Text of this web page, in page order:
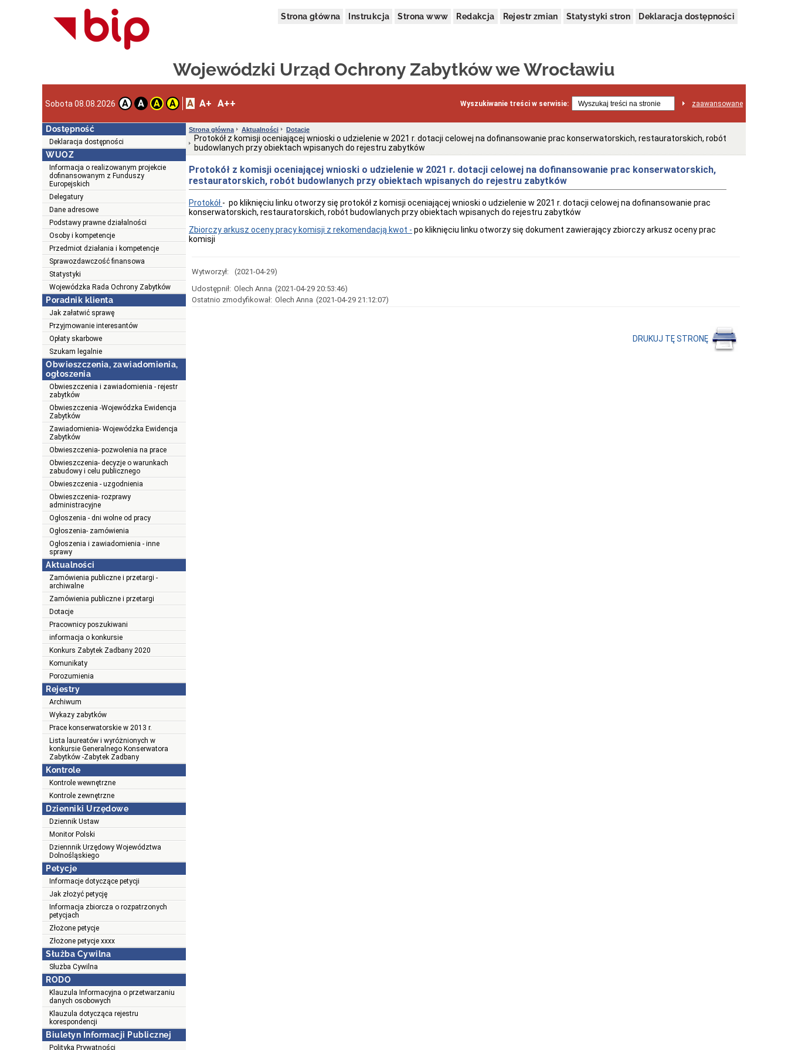
Strona główna Instrukcja Strona www Redakcja Rejestr zmian Statystyki stron Deklaracja dostępności
Wojewódzki Urząd Ochrony Zabytków we Wrocławiu
Sobota 08.08.2026 A A A A A A+ A++ Wyszukiwanie treści w serwisie: zaawansowane
Dostępność
Deklaracja dostępności
WUOZ
Informacja o realizowanym projekcie
dofinansowanym z Funduszy
Europejskich
Delegatury
Dane adresowe
Podstawy prawne działalności
Osoby i kompetencje
Przedmiot działania i kompetencje
Sprawozdawczość finansowa
Statystyki
Wojewódzka Rada Ochrony Zabytków
Poradnik klienta
Jak załatwić sprawę
Przyjmowanie interesantów
Opłaty skarbowe
Szukam legalnie
Obwieszczenia, zawiadomienia,
ogłoszenia
Obwieszczenia i zawiadomienia - rejestr
zabytków
Obwieszczenia -Wojewódzka Ewidencja
Zabytków
Zawiadomienia- Wojewódzka Ewidencja
Zabytków
Obwieszczenia- pozwolenia na prace
Obwieszczenia- decyzje o warunkach
zabudowy i celu publicznego
Obwieszczenia - uzgodnienia
Obwieszczenia- rozprawy
administracyjne
Ogłoszenia - dni wolne od pracy
Ogłoszenia- zamówienia
Ogłoszenia i zawiadomienia - inne
sprawy
Aktualności
Zamówienia publiczne i przetargi -
archiwalne
Zamówienia publiczne i przetargi
Dotacje
Pracownicy poszukiwani
informacja o konkursie
Konkurs Zabytek Zadbany 2020
Komunikaty
Porozumienia
Rejestry
Archiwum
Wykazy zabytków
Prace konserwatorskie w 2013 r.
Lista laureatów i wyróżnionych w
konkursie Generalnego Konserwatora
Zabytków -Zabytek Zadbany
Kontrole
Kontrole wewnętrzne
Kontrole zewnętrzne
Dzienniki Urzędowe
Dziennik Ustaw
Monitor Polski
Dziennnik Urzędowy Województwa
Dolnośląskiego
Petycje
Informacje dotyczące petycji
Jak złożyć petycję
Informacja zbiorcza o rozpatrzonych
petycjach
Złożone petycje
Złożone petycje xxxx
Służba Cywilna
Służba Cywilna
RODO
Klauzula Informacyjna o przetwarzaniu
danych osobowych
Klauzula dotycząca rejestru
korespondencji
Biuletyn Informacji Publicznej
Polityka Prywatności
Strona główna Aktualności Dotacje
Protokół z komisji oceniającej wnioski o udzielenie w 2021 r. dotacji celowej na dofinansowanie prac konserwatorskich, restauratorskich, robót
budowlanych przy obiektach wpisanych do rejestru zabytków
Protokół z komisji oceniającej wnioski o udzielenie w 2021 r. dotacji celowej na dofinansowanie prac konserwatorskich,
restauratorskich, robót budowlanych przy obiektach wpisanych do rejestru zabytków
Protokół - po kliknięciu linku otworzy się protokół z komisji oceniającej wnioski o udzielenie w 2021 r. dotacji celowej na dofinansowanie prac
konserwatorskich, restauratorskich, robót budowlanych przy obiektach wpisanych do rejestru zabytków
Zbiorczy arkusz oceny pracy komisji z rekomendacją kwot - po kliknięciu linku otworzy się dokument zawierający zbiorczy arkusz oceny prac
komisji
Wytworzył:
(2021-04-29)
Udostępnił: Olech Anna (2021-04-29 20:53:46)
Ostatnio zmodyfikował: Olech Anna (2021-04-29 21:12:07)
DRUKUJ TĘ STRONĘ